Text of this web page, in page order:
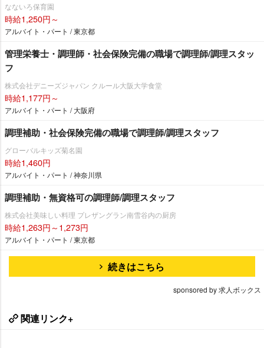
なないろ保育園
時給1,250円～
アルバイト・パート / 東京都
管理栄養士・調理師・社会保険完備の職場で調理師/調理スタッ
フ
株式会社デニーズジャパン クルール大阪大学食堂
時給1,177円～
アルバイト・パート / 大阪府
調理補助・社会保険完備の職場で調理師/調理スタッフ
グローバルキッズ菊名園
時給1,460円
アルバイト・パート / 神奈川県
調理補助・無資格可の調理師/調理スタッフ
株式会社美味しい料理 プレザングラン南雪谷内の厨房
時給1,263円～1,273円
アルバイト・パート / 東京都
続きはこちら
sponsored by 求人ボックス
関連リンク+